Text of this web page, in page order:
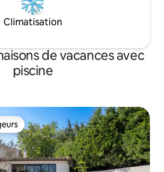
Climatisation
de vacances avec
piscine